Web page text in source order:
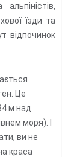
їзди та
відпочинок
Це
м над
моря). І
ви не
краса